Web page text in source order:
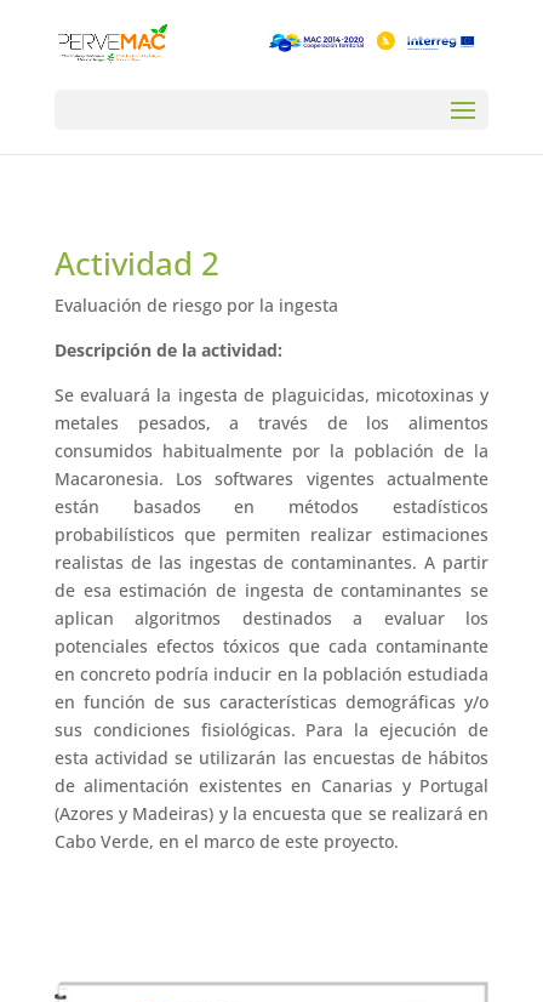
Actividad 2
Evaluación de riesgo por la ingesta
Descripción de la actividad:
Se evaluará la ingesta de plaguicidas, micotoxinas y
metales pesados, a través de los alimentos
consumidos habitualmente por la población de la
Macaronesia. Los softwares vigentes actualmente
están basados en métodos estadísticos
probabilísticos que permiten realizar estimaciones
realistas de las ingestas de contaminantes. A partir
de esa estimación de ingesta de contaminantes se
aplican algoritmos destinados a evaluar los
potenciales efectos tóxicos que cada contaminante
en concreto podría inducir en la población estudiada
en función de sus características demográficas y/o
sus condiciones fisiológicas. Para la ejecución de
esta actividad se utilizarán las encuestas de hábitos
de alimentación existentes en Canarias y Portugal
(Azores y Madeiras) y la encuesta que se realizará en
Cabo Verde, en el marco de este proyecto.